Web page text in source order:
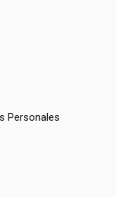
Personales